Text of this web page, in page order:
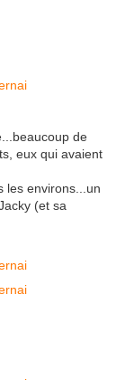
de
eux qui avaient
les environs...un
(et sa